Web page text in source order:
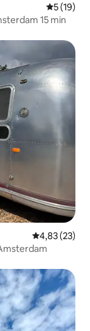
5 (19)
15 min
Évaluation
4,83 (23)